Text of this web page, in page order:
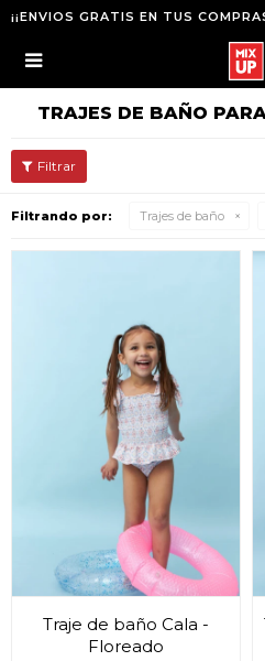
¡¡ENVIOS GRATIS EN TUS

TRAJES DE BAÑO
Filtrando por: Trajes de baño
Traje de baño Cala -
Floreado